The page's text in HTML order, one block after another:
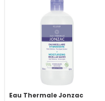
Eau Thermale Jonzac